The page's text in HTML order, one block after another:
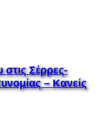
Σέρρες-
– Κανείς